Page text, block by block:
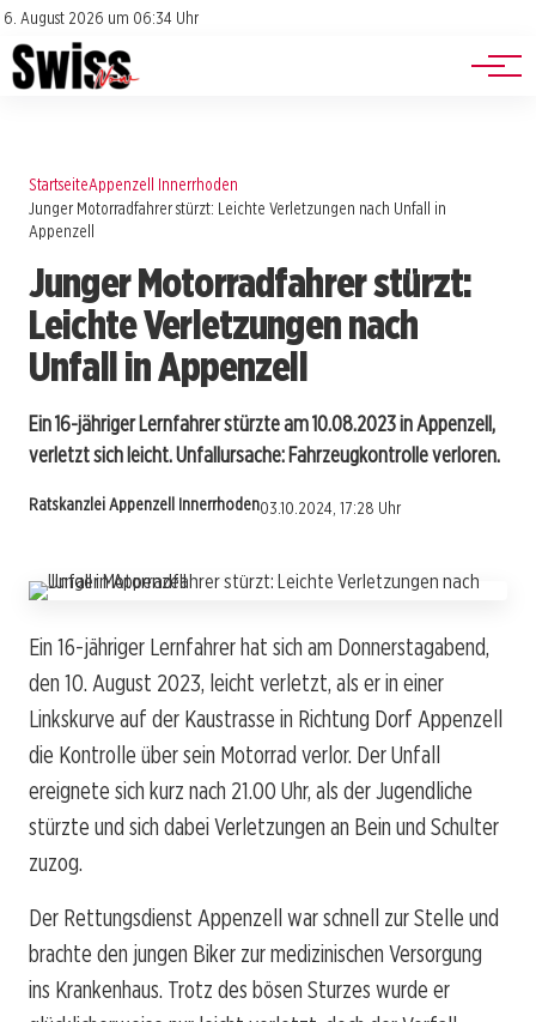
6. August 2026 um 06:34 Uhr
Impressum
Datenschutz
Jobs
Events
StartseiteAppenzell Innerrhoden
Junger Motorradfahrer stürzt: Leichte Verletzungen nach Unfall in
Appenzell
Junger Motorradfahrer stürzt:
Leichte Verletzungen nach
Unfall in Appenzell
Ein 16-jähriger Lernfahrer stürzte am 10.08.2023 in Appenzell,
verletzt sich leicht. Unfallursache: Fahrzeugkontrolle verloren.
Ratskanzlei Appenzell Innerrhoden03.10.2024, 17:28 Uhr
Ein 16-jähriger Lernfahrer hat sich am Donnerstagabend,
den 10. August 2023, leicht verletzt, als er in einer
Linkskurve auf der Kaustrasse in Richtung Dorf Appenzell
die Kontrolle über sein Motorrad verlor. Der Unfall
ereignete sich kurz nach 21.00 Uhr, als der Jugendliche
stürzte und sich dabei Verletzungen an Bein und Schulter
zuzog.
Der Rettungsdienst Appenzell war schnell zur Stelle und
brachte den jungen Biker zur medizinischen Versorgung
ins Krankenhaus. Trotz des bösen Sturzes wurde er